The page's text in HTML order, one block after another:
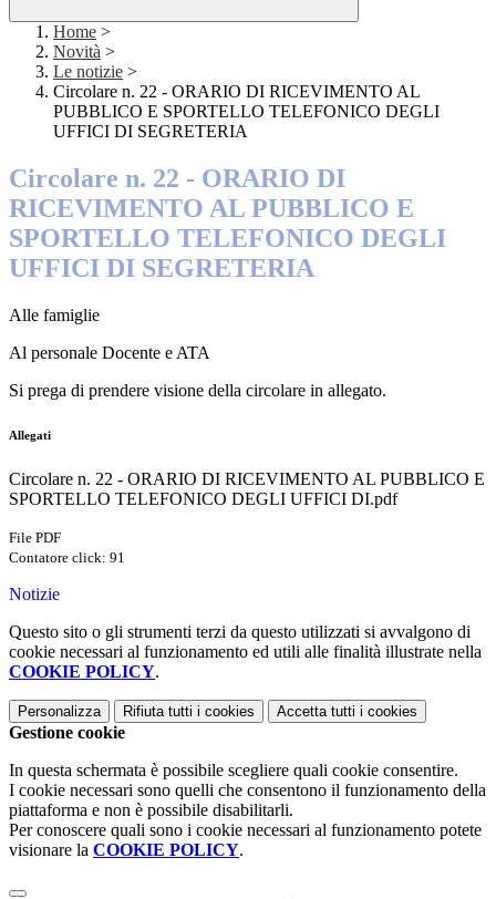
Home >
Novità >
Le notizie >
Circolare n. 22 - ORARIO DI RICEVIMENTO AL
PUBBLICO E SPORTELLO TELEFONICO DEGLI
UFFICI DI SEGRETERIA
Circolare n. 22 - ORARIO DI
RICEVIMENTO AL PUBBLICO E
SPORTELLO TELEFONICO DEGLI
UFFICI DI SEGRETERIA
Alle famiglie
Al personale Docente e ATA
Si prega di prendere visione della circolare in allegato.
Allegati
Circolare n. 22 - ORARIO DI RICEVIMENTO AL PUBBLICO E
SPORTELLO TELEFONICO DEGLI UFFICI DI.pdf
File PDF
Contatore click: 91
Notizie
Questo sito o gli strumenti terzi da questo utilizzati si avvalgono di
cookie necessari al funzionamento ed utili alle finalità illustrate nella
COOKIE POLICY.
Personalizza Rifiuta tutti i cookies Accetta tutti i cookies
Gestione cookie
In questa schermata è possibile scegliere quali cookie consentire.
I cookie necessari sono quelli che consentono il funzionamento della
piattaforma e non è possibile disabilitarli.
Per conoscere quali sono i cookie necessari al funzionamento potete
visionare la COOKIE POLICY.